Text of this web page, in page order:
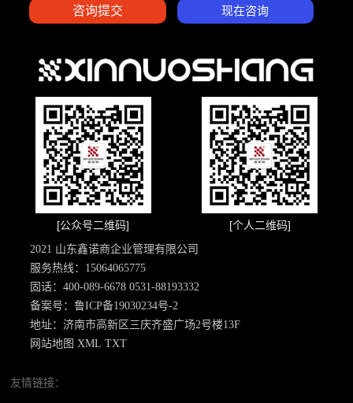
现在咨询
[公众号二维码] [个人二维码]
2021 山东鑫诺商企业管理有限公司
服务热线：15064065775
固话：400-089-6678 0531-88193332
备案号：鲁ICP备19030234号-2
地址：济南市高新区三庆齐盛广场2号楼13F
网站地图 XML TXT
友情链接：